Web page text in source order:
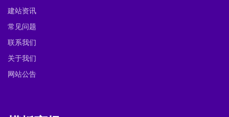
建站资讯
常见问题
联系我们
关于我们
网站公告